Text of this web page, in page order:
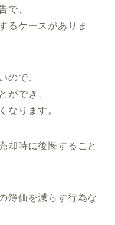
で、
るケースがありま
ので、
ができ、
なります。
却時に後悔すること
簿価を減らす行為な